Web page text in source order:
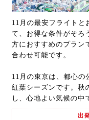
11月の最安フライトと
て、お得な条件がそろ
方におすすめのプラン
合わせ可能です。
11月の東京は、都心の
紅葉シーズンです。秋
し、心地よい気候の中
出